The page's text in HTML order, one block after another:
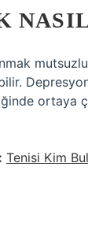
ortaya
Tenisi Kim